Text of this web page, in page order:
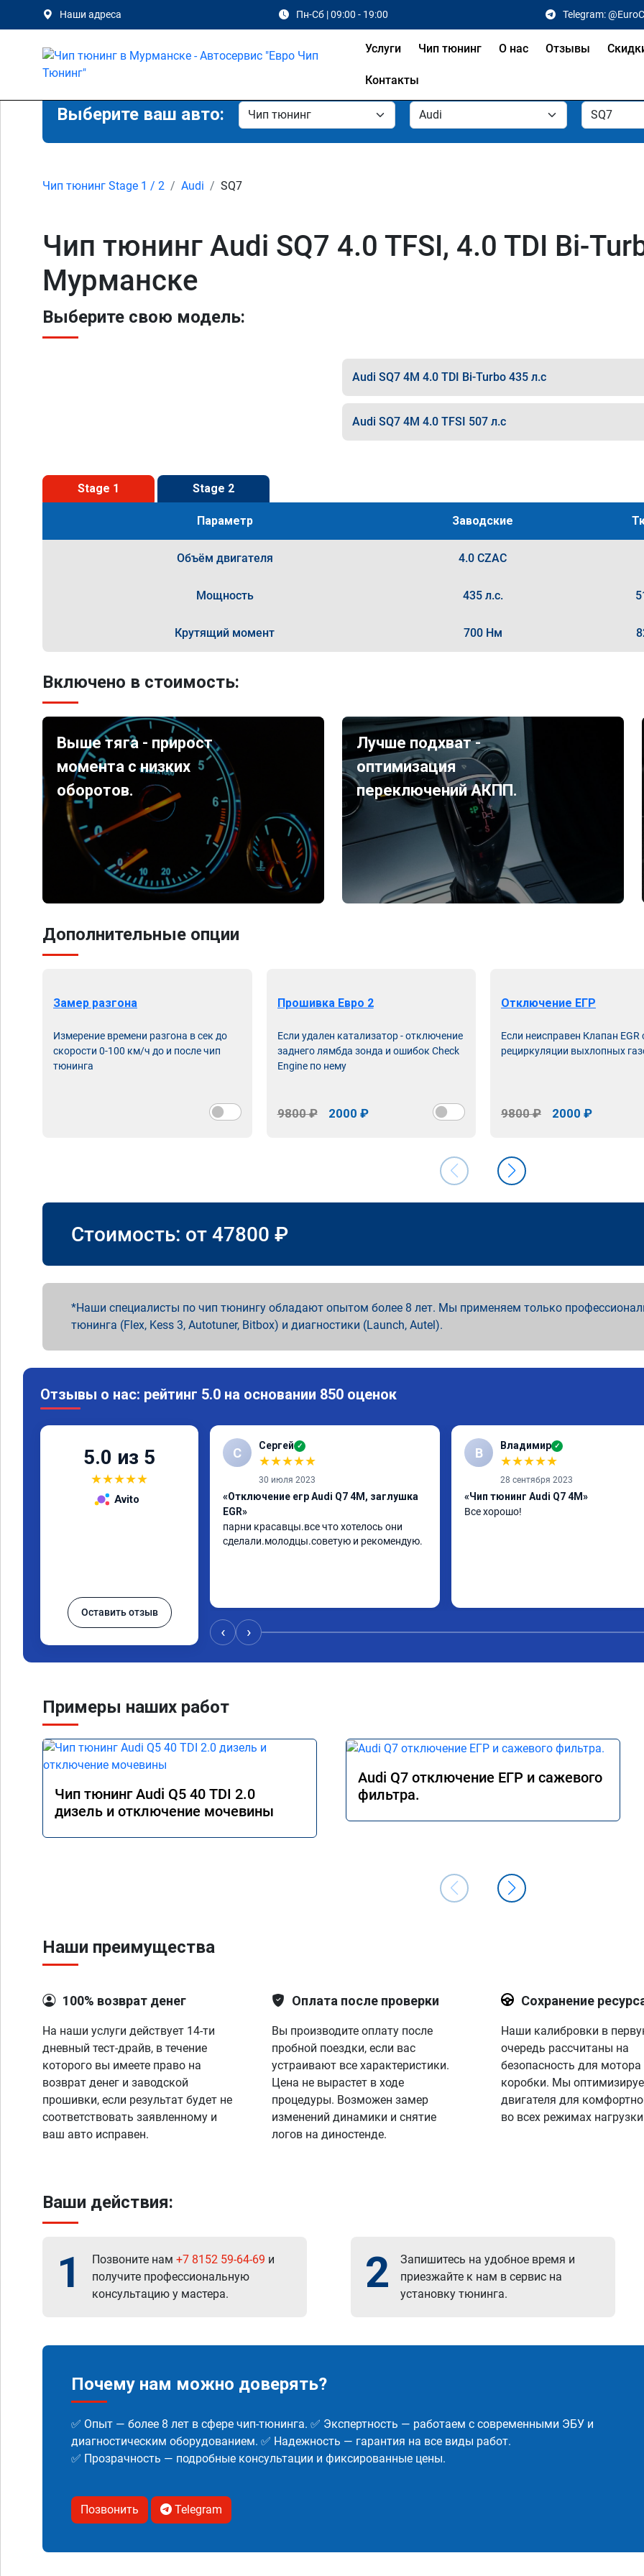
Наши адреса Пн-Сб | 09:00 - 19:00 Telegram:
Услуги Чип тюнинг О нас Отзывы
Контакты
Выберите ваш авто:
Чип тюнинг Stage 1 / 2 Audi SQ7
Чип тюнинг Audi SQ7 4.0 TFSI, 4.0 TDI Bi-
Мурманске
Выберите свою модель:
Audi SQ7 4M 4.0 TDI Bi-Turbo 435 л.с
Audi SQ7 4M 4.0 TFSI 507 л.с
Stage 1 Stage 2
Параметр Заводские
Объём двигателя 4.0 CZAC
Мощность 435 л.с.
Крутящий момент 700 Нм
Включено в стоимость:
Выше тяга - прирост
момента с низких
оборотов.
Лучше подхват -
оптимизация
переключений АКПП.
Дополнительные опции
Замер разгона
Измерение времени разгона в сек до
скорости 0-100 км/ч до и после чип
тюнинга
Прошивка Евро 2
Если удален катализатор - отключение
заднего лямбда зонда и ошибок Check
Engine по нему
9800 ₽ 2000 ₽
Отключение ЕГР
Если неисправен Клапан EGR
рециркуляции выхлопных
9800 ₽ 2000 ₽
Стоимость: от 47800 ₽
Наши специалисты по чип тюнингу обладают опытом более 8 лет. Мы применяем только
тюнинга (Flex, Kess 3, Autotuner, Bitbox) и диагностики (Launch, Autel).
Отзывы о нас: рейтинг 5.0 на основании 850 оценок
5.0 из 5
★★★★★
Avito
Оставить отзыв
С Сергей ✓
★★★★★
30 июля 2023
«Отключение егр Audi Q7 4M, заглушка
EGR»
парни красавцы.все что хотелось они
сделали.молодцы.советую и рекомендую.
В Владимир ✓
★★★★★
28 сентября 2023
«Чип тюнинг Audi Q7 4M»
Все хорошо!
‹ ›
Примеры наших работ
Чип тюнинг Audi Q5 40 TDI 2.0
дизель и отключение мочевины
Audi Q7 отключение ЕГР и сажевого
фильтра.
Наши преимущества
100% возврат денег
На наши услуги действует 14-ти
дневный тест-драйв, в течение
которого вы имеете право на
возврат денег и заводской
прошивки, если результат будет не
соответствовать заявленному и
ваш авто исправен.
Оплата после проверки
Вы производите оплату после
пробной поездки, если вас
устраивают все характеристики.
Цена не вырастет в ходе
процедуры. Возможен замер
изменений динамики и снятие
логов на диностенде.
Сохранение
Наши калибровки в
очередь рассчитаны на
безопасность для мотора
коробки. Мы
двигателя для
во всех режимах
Ваши действия:
1 Позвоните нам +7 8152 59-64-69 и
получите профессиональную
консультацию у мастера.
2
Запишитесь на удобное время и
приезжайте к нам в сервис на
установку тюнинга.
Почему нам можно доверять?
✅ Опыт — более 8 лет в сфере чип-тюнинга. ✅ Экспертность — работаем с современными ЭБУ и
диагностическим оборудованием. ✅ Надежность — гарантия на все виды работ.
✅ Прозрачность — подробные консультации и фиксированные цены.
Позвонить Telegram